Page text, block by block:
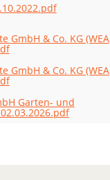
GmbH & Co. KG (WEA
GmbH & Co. KG (WEA
Garten- und